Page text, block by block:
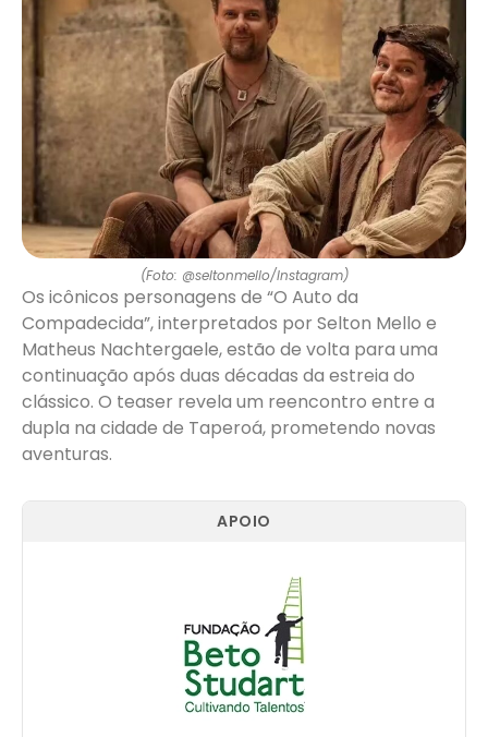
(Foto: @seltonmello/Instagram)
Os icônicos personagens de “O Auto da
Compadecida”, interpretados por Selton Mello e
Matheus Nachtergaele, estão de volta para uma
continuação após duas décadas da estreia do
clássico. O teaser revela um reencontro entre a
dupla na cidade de Taperoá, prometendo novas
aventuras.
APOIO